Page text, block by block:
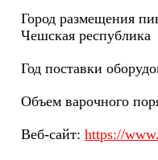
Город размещения
Чешская республика
Год поставки
Объем варочного
Веб-сайт:https://